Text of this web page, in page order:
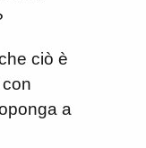
ciò è
a